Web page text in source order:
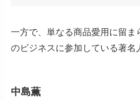
一方で、単なる商品愛用に留ま
のビジネスに参加している著名
中島薫